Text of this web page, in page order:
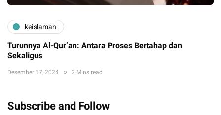
keislaman
Turunnya Al-Qur’an: Antara Proses Bertahap dan
Sekaligus
Desember 17, 2024 2 Mins read
Subscribe and Follow